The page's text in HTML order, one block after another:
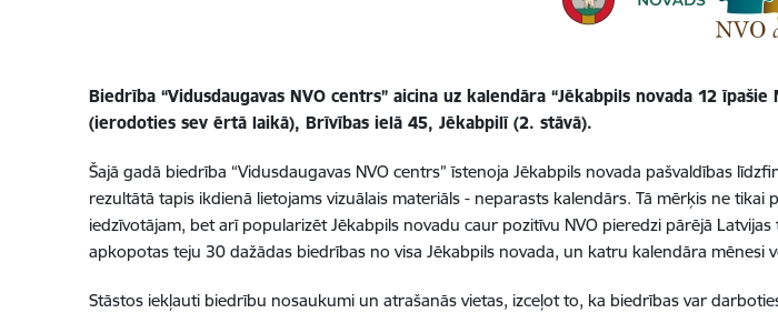
Biedrība “Vidusdaugavas NVO centrs” aicina uz kalendāra “Jēkabpils novada 12
(ierodoties sev ērtā laikā), Brīvības ielā 45, Jēkabpilī (2. stāvā).
Šajā gadā biedrība “Vidusdaugavas NVO centrs” īstenoja Jēkabpils novada pašvaldības
rezultātā tapis ikdienā lietojams vizuālais materiāls - neparasts kalendārs. Tā mērķis ne
iedzīvotājam, bet arī popularizēt Jēkabpils novadu caur pozitīvu NVO pieredzi pārējā
apkopotas teju 30 dažādas biedrības no visa Jēkabpils novada, un katru kalendāra
Stāstos iekļauti biedrību nosaukumi un atrašanās vietas, izceļot to, ka biedrības var